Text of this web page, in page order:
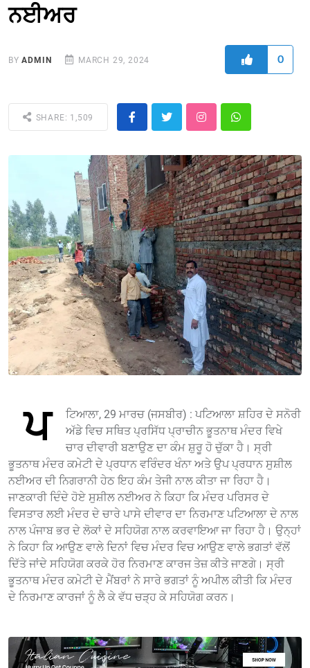
ਨਈਅਰ
BYADMIN MARCH 29, 2024 0
SHARE: 1,509
ਪ
ਟਿਆਲਾ, 29 ਮਾਰਚ (ਜਸਬੀਰ) : ਪਟਿਆਲਾ ਸ਼ਹਿਰ ਦੇ ਸਨੋਰੀ
ਅੱਡੇ ਵਿਚ ਸਥਿਤ ਪ੍ਰਸਿੱਧ ਪ੍ਰਾਚੀਨ ਭੂਤਨਾਥ ਮੰਦਰ ਵਿਖੇ
ਚਾਰ ਦੀਵਾਰੀ ਬਣਾਉਣ ਦਾ ਕੰਮ ਸ਼ੁਰੂ ਹੋ ਚੁੱਕਾ ਹੈ। ਸ੍ਰੀ
ਭੂਤਨਾਥ ਮੰਦਰ ਕਮੇਟੀ ਦੇ ਪ੍ਰਧਾਨ ਵਰਿੰਦਰ ਖੰਨਾ ਅਤੇ ਉਪ ਪ੍ਰਧਾਨ ਸੁਸ਼ੀਲ
ਨਈਅਰ ਦੀ ਨਿਗਰਾਨੀ ਹੇਠ ਇਹ ਕੰਮ ਤੇਜੀ ਨਾਲ ਕੀਤਾ ਜਾ ਰਿਹਾ ਹੈ।
ਜਾਣਕਾਰੀ ਦਿੰਦੇ ਹੋਏ ਸੁਸ਼ੀਲ ਨਈਅਰ ਨੇ ਕਿਹਾ ਕਿ ਮੰਦਰ ਪਰਿਸਰ ਦੇ
ਵਿਸਤਾਰ ਲਈ ਮੰਦਰ ਦੇ ਚਾਰੇ ਪਾਸੇ ਦੀਵਾਰ ਦਾ ਨਿਰਮਾਣ ਪਟਿਆਲਾ ਦੇ ਨਾਲ
ਨਾਲ ਪੰਜਾਬ ਭਰ ਦੇ ਲੋਕਾਂ ਦੇ ਸਹਿਯੋਗ ਨਾਲ ਕਰਵਾਇਆ ਜਾ ਰਿਹਾ ਹੈ। ਉਨ੍ਹਾਂ
ਨੇ ਕਿਹਾ ਕਿ ਆਉਣ ਵਾਲੇ ਦਿਨਾਂ ਵਿਚ ਮੰਦਰ ਵਿਚ ਆਉਣ ਵਾਲੇ ਭਗਤਾਂ ਵੱਲੋਂ
ਦਿੱਤੇ ਜਾਂਦੇ ਸਹਿਯੋਗ ਕਰਕੇ ਹੋਰ ਨਿਰਮਾਣ ਕਾਰਜ ਤੇਜ਼ ਕੀਤੇ ਜਾਣਗੇ। ਸ੍ਰੀ
ਭੂਤਨਾਥ ਮੰਦਰ ਕਮੇਟੀ ਦੇ ਮੈਂਬਰਾਂ ਨੇ ਸਾਰੇ ਭਗਤਾਂ ਨੂੰ ਅਪੀਲ ਕੀਤੀ ਕਿ ਮੰਦਰ
ਦੇ ਨਿਰਮਾਣ ਕਾਰਜਾਂ ਨੂੰ ਲੈ ਕੇ ਵੱਧ ਚੜ੍ਹ ਕੇ ਸਹਿਯੋਗ ਕਰਨ।